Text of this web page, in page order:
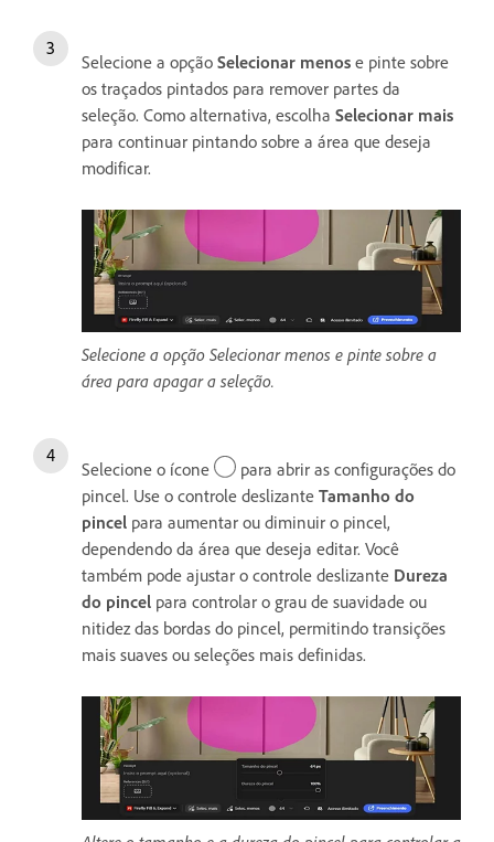
Selecione a opção Selecionar menos e pinte sobre
os traçados pintados para remover partes da
seleção. Como alternativa, escolha Selecionar mais
para continuar pintando sobre a área que deseja
modificar.
Selecione a opção Selecionar menos e pinte sobre a
área para apagar a seleção.
Selecione o ícone
para abrir as configurações do
pincel. Use o controle deslizante Tamanho do
pincel para aumentar ou diminuir o pincel,
dependendo da área que deseja editar. Você
também pode ajustar o controle deslizante Dureza
do pincel para controlar o grau de suavidade ou
nitidez das bordas do pincel, permitindo transições
mais suaves ou seleções mais definidas.